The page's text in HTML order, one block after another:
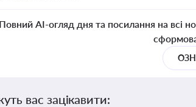
Повний AI-огляд дня та посилання на всі
вас зацікавити: